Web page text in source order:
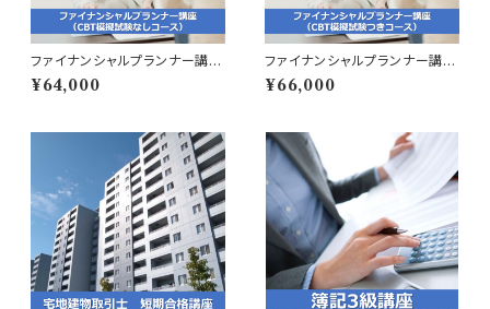
ファイナンシャルプランナー講座
（CBT模擬試験なしコース）
¥64,000
ファイナンシャルプランナー講座
（CBT模擬試験つきコース）
¥66,000